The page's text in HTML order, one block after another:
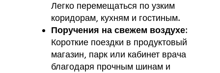
Легко перемещаться по узким
коридорам, кухням и гостиным.
Поручения на свежем воздухе:
Короткие поездки в продуктовый
магазин, парк или кабинет врача
благодаря прочным шинам и